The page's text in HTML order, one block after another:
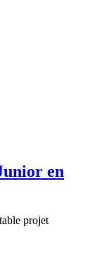
en
projet